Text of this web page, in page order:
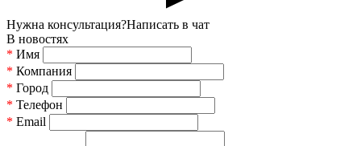
Нужна консультация?Написать в чат
В новостях
* Имя
* Компания
* Город
* Телефон
* Email